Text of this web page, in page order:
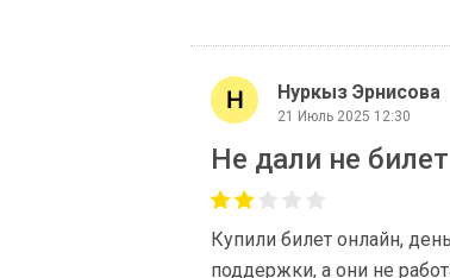
Нуркыз Эрнисова
21 Июль 2025 12:30
Не дали не
Купили билет онлайн,
поддержки, а они не